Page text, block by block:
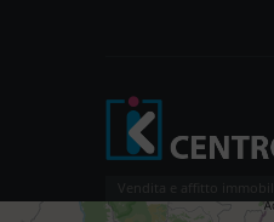
Vendita e affitto